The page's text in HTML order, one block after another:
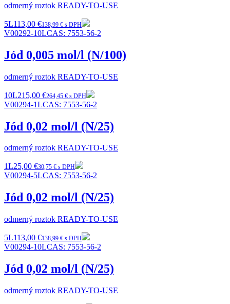
odmerný roztok READY-TO-USE
5L113,00 €138,99 € s DPH
V00292-10LCAS: 7553-56-2
Jód 0,005 mol/l (N/100)
odmerný roztok READY-TO-USE
10L215,00 €264,45 € s DPH
V00294-1LCAS: 7553-56-2
Jód 0,02 mol/l (N/25)
odmerný roztok READY-TO-USE
1L25,00 €30,75 € s DPH
V00294-5LCAS: 7553-56-2
Jód 0,02 mol/l (N/25)
odmerný roztok READY-TO-USE
5L113,00 €138,99 € s DPH
V00294-10LCAS: 7553-56-2
Jód 0,02 mol/l (N/25)
odmerný roztok READY-TO-USE